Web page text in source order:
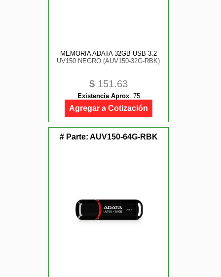
MEMORIA ADATA 32GB USB 3.2
UV150 NEGRO (AUV150-32G-RBK)
$ 151.63
Existencia Aprox: 75
Agregar a Cotización
# Parte: AUV150-64G-RBK